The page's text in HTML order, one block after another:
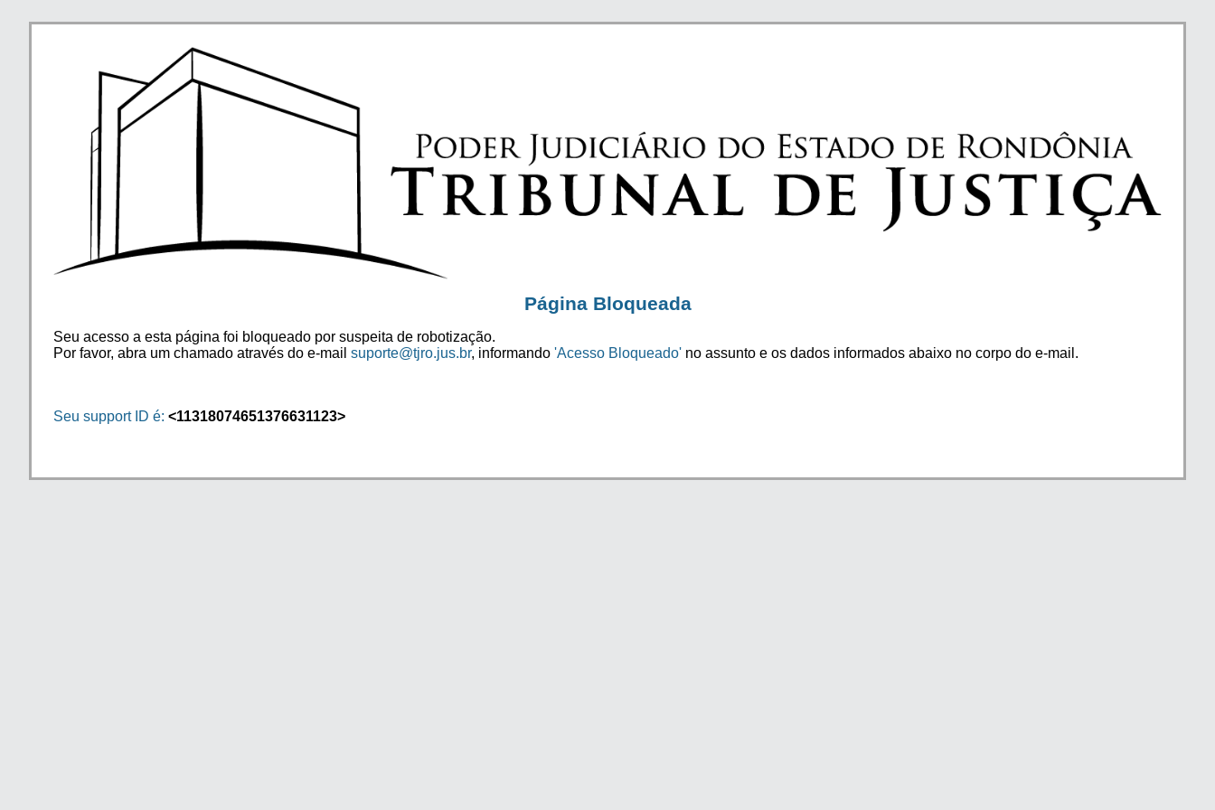
Página Bloqueada
Seu acesso a esta página foi bloqueado por suspeita de robotização.
Por favor, abra um chamado através do e-mail suporte@tjro.jus.br, informando 'Acesso Bloqueado' no assunto e os dados informados abaixo no corpo do e-mail.
Seu support ID é: <11318074651376631123>